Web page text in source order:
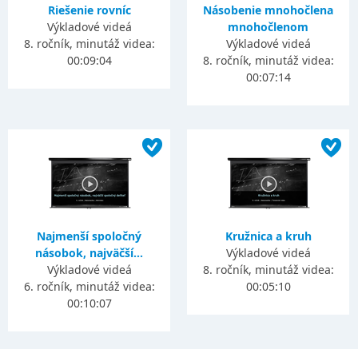
Riešenie rovníc
Výkladové videá
8. ročník, minutáž videa:
00:09:04
Násobenie mnohočlena
mnohočlenom
Výkladové videá
8. ročník, minutáž videa:
00:07:14
Najmenší spoločný
násobok, najväčší...
Výkladové videá
6. ročník, minutáž videa:
00:10:07
Kružnica a kruh
Výkladové videá
8. ročník, minutáž videa:
00:05:10